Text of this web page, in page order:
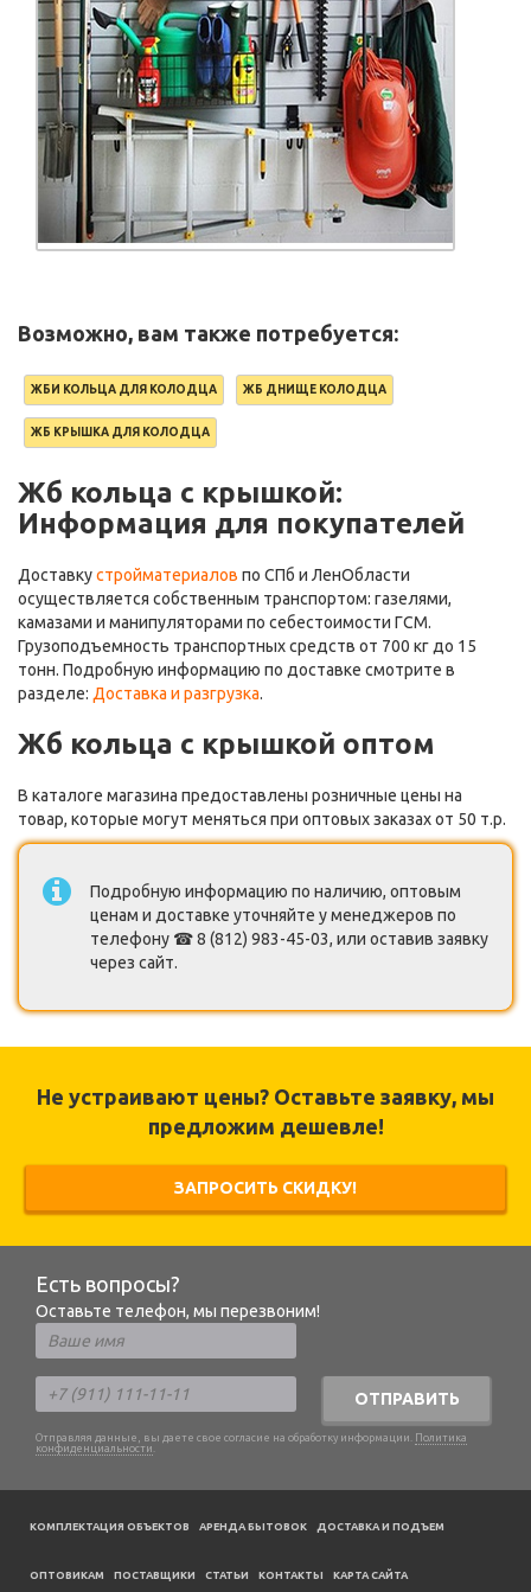
Возможно, вам также потребуется:
ЖБИ КОЛЬЦА ДЛЯ КОЛОДЦА ЖБ ДНИЩЕ КОЛОДЦА
ЖБ КРЫШКА ДЛЯ КОЛОДЦА
Жб кольца с крышкой:
Информация для покупателей
Доставкустройматериалов по СПб и ЛенОбласти
осуществляется собственным транспортом: газелями,
камазами и манипуляторами по себестоимости ГСМ.
Грузоподъемность транспортных средств от 700 кг до 15
тонн. Подробную информацию по доставке смотрите в
разделе: Доставка и разгрузка.
Жб кольца с крышкой оптом
В каталоге магазина предоставлены розничные цены на
товар, которые могут меняться при оптовых заказах от 50 т.р.
Подробную информацию по наличию, оптовым
ценам и доставке уточняйте у менеджеров по
телефону ☎ 8 (812) 983-45-03, или оставив заявку
через сайт.
Не устраивают цены? Оставьте заявку, мы
предложим дешевле!
ЗАПРОСИТЬ СКИДКУ!
Есть вопросы?
Оставьте телефон, мы перезвоним!
ОТПРАВИТЬ
Отправляя данные, вы даете свое согласие на обработку информации. Политика
конфиденциальности .
КОМПЛЕКТАЦИЯ ОБЪЕКТОВ АРЕНДА БЫТОВОК ДОСТАВКА И ПОДЪЕМ
ОПТОВИКАМ ПОСТАВЩИКИ CТАТЬИ КОНТАКТЫ КАРТА САЙТА